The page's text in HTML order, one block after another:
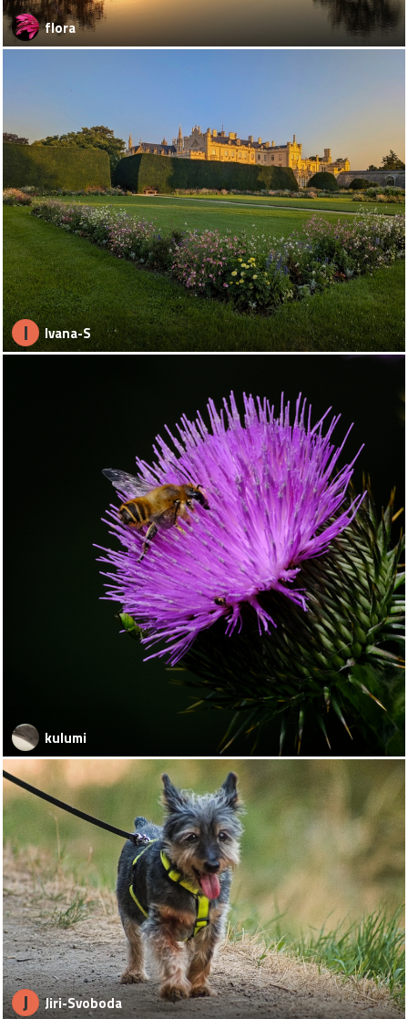
flora
I Ivana-S
kulumi
J Jiri-Svoboda